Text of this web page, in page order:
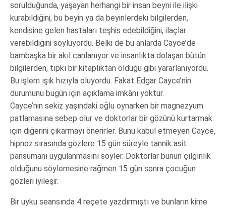
sorulduğunda, yaşayan herhangi bir insan beyni ile ilişki
kurabildiğini, bu beyin ya da beyinlerdeki bilgilerden,
kendisine gelen hastaları teşhis edebildiğini, ilaçlar
verebildiğini söylüyordu. Belki de bu anlarda Cayce’de
bambaşka bir akıl canlanıyor ve insanlıkta dolaşan bütün
bilgilerden, tıpkı bir kitaplıktan olduğu gibi yararlanıyordu.
Bu işlem ışık hızıyla oluyordu. Fakat Edgar Cayce’nin
durumunu bugün için açıklama imkânı yoktur.
Cayce’nin sekiz yaşındaki oğlu oynarken bir magnezyum
patlamasına sebep olur ve doktorlar bir gözünü kurtarmak
için diğerini çıkarmayı önerirler. Bunu kabul etmeyen Cayce,
hipnoz sırasında gözlere 15 gün süreyle tannik asit
pansumanı uygulanmasını söyler. Doktorlar bunun çılgınlık
olduğunu söylemesine rağmen 15 gün sonra çocuğun
gözleri iyileşir.
Bir uyku seansında 4 reçete yazdırmıştı ve bunların kime